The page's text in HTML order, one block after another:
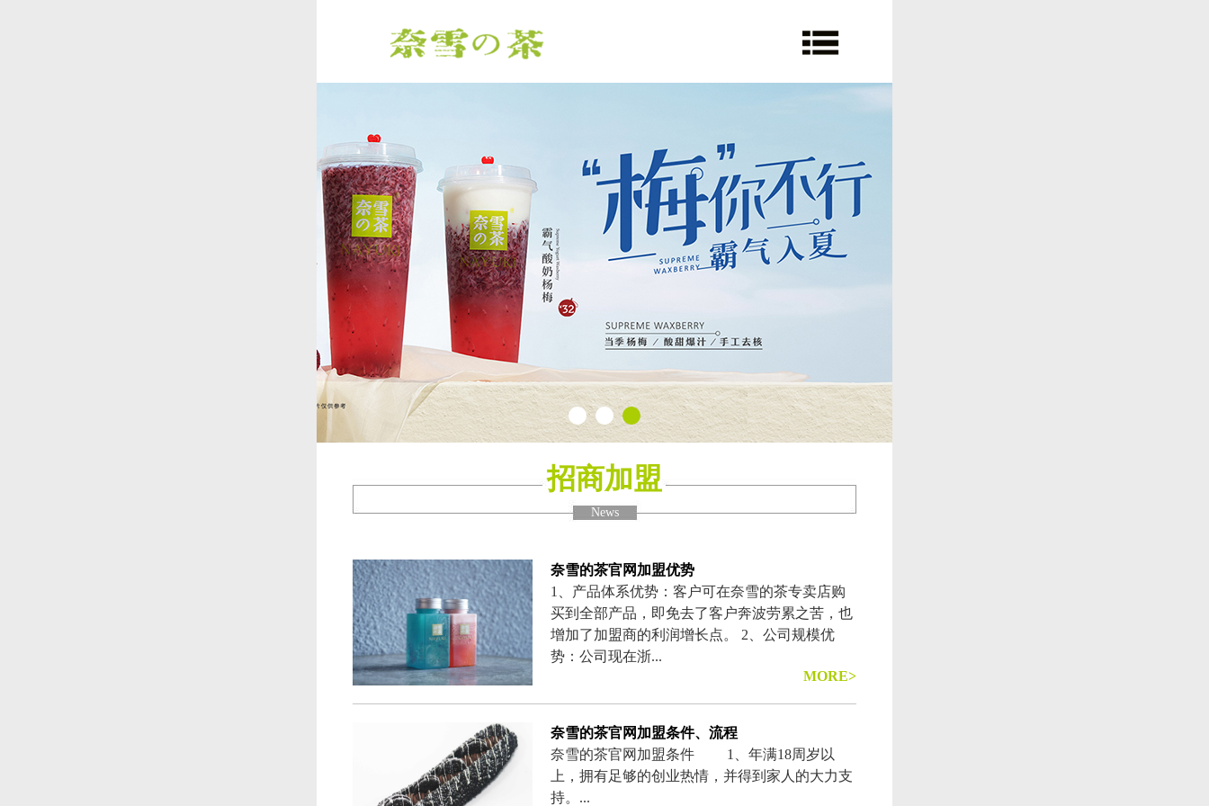
招商加盟
News
奈雪的茶官网加盟优势
1、产品体系优势：客户可在奈雪的茶专卖店购
买到全部产品，即免去了客户奔波劳累之苦，也
增加了加盟商的利润增长点。 2、公司规模优
势：公司现在浙...
MORE>
奈雪的茶官网加盟条件、流程
奈雪的茶官网加盟条件 1、年满18周岁以
上，拥有足够的创业热情，并得到家人的大力支
持。...